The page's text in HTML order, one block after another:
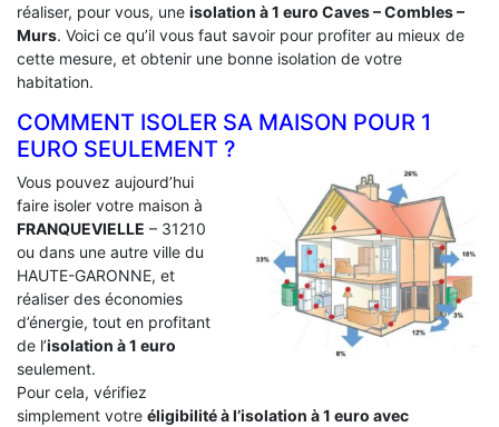
réaliser, pour vous, une isolation à 1 euro Caves – Combles –
Murs. Voici ce qu’il vous faut savoir pour profiter au mieux de
cette mesure, et obtenir une bonne isolation de votre
habitation.
COMMENT ISOLER SA MAISON POUR 1
EURO SEULEMENT ?
Vous pouvez aujourd’hui
faire isoler votre maison à
FRANQUEVIELLE – 31210
ou dans une autre ville du
HAUTE-GARONNE, et
réaliser des économies
d’énergie, tout en profitant
de l’isolation à 1 euro
seulement.
Pour cela, vérifiez
simplement votre éligibilité à l’isolation à 1 euro avec